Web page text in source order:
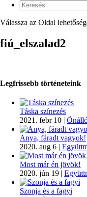
Válassza az Oldal
fiú_elszalad2
Legfrissebb történeteink
Táska színezés
2021. febr 10 |
Anya, fáradt vagyok!
2020. aug 6 |
Most már én jövök!
2020. jún 19 |
Szonja és a fagyi